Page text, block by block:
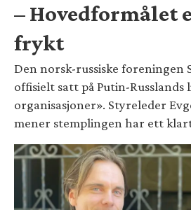
– Hovedformålet
frykt
Den norsk-russiske foreningen
offisielt satt på Putin-Russlands
organisasjoner». Styreleder
mener stemplingen har ett